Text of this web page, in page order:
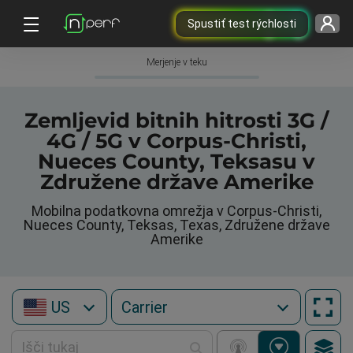
Spustiť test rýchlosti
Merjenje v teku
Zemljevid bitnih hitrosti 3G /
4G / 5G v Corpus-Christi,
Nueces County, Teksasu v
Združene države Amerike
Mobilna podatkovna omrežja v Corpus-Christi,
Nueces County, Teksas, Texas, Združene države
Amerike
US